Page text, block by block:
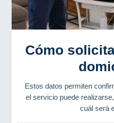
Cómo
Estos datos permiten
el servicio puede
cuál será